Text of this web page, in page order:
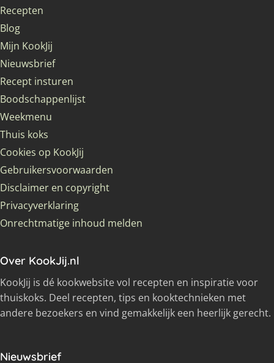
Recepten
Blog
Mijn KookJij
Nieuwsbrief
Recept insturen
Boodschappenlijst
Weekmenu
Thuis koks
Cookies op KookJij
Gebruikersvoorwaarden
Disclaimer en copyright
Privacyverklaring
Onrechtmatige inhoud melden
Over KookJij.nl
KookJij is dé kookwebsite vol recepten en inspiratie voor
thuiskoks. Deel recepten, tips en kooktechnieken met
andere bezoekers en vind gemakkelijk een heerlijk gerecht.
Nieuwsbrief